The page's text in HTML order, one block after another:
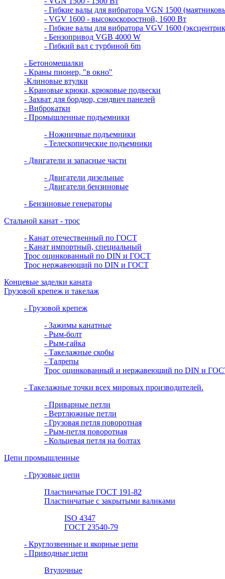
- Гибкие валы для вибратора VGN 1500
- VGV 1600 - высокоскоростной, 1600 Вт
- Гибкие валы для вибратора VGV 1600
- Бензопривод VGB 4000 W
- Гибкий вал с турбиной 6m
- Бетономешалки
- Краны пионер, "в окно"
-Клиновые втулки
- Крановые крюки, крюковые подвески
- Захват для бордюр, сэндвич панелей
- Виброкатки
- Промышленные подъемники
- Ножничные подъемники
- Телескопические подъемники
- Двигатели и запасные части
- Двигатели дизельные
- Двигатели бензиновые
- Бензиновые генераторы
Стальной канат - трос
- Канат отечественный по ГОСТ
- Канат импортный, специальный
Трос оцинкованный по DIN и ГОСТ
Трос нержавеющий по DIN и ГОСТ
Концевые заделки каната
Грузовой крепеж и такелаж
- Грузовой крепеж
- Зажимы канатные
- Рым-болт
- Рым-гайка
- Такелажные скобы
- Талрепы
Трос оцинкованный и нержавеющий по DIN и
- Такелажные точки всех мировых производителей.
- Приварные петли
- Вертлюжные петли
- Грузовая петля поворотная
- Рым-петля поворотная
- Кольцевая петля на болтах
Цепи промышленные
- Грузовые цепи
Пластинчатые ГОСТ 191-82
Пластинчатые с закрытыми валиками
ISO 4347
ГОСТ 23540-79
- Круглозвенные и якорные цепи
- Приводные цепи
Втулочные